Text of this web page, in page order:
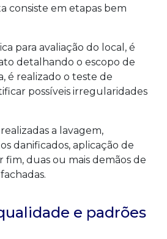
consiste em etapas bem
para avaliação do local, é
detalhando o escopo de
é realizado o teste de
possíveis irregularidades
a lavagem,
danificados, aplicação de
fim, duas ou mais demãos de
e padrões